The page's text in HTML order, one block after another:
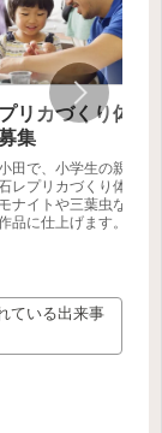
リカづくり体験
集
田で、小学生の親子を
レプリカづくり体験会
ナイトや三葉虫などを
品に仕上げます。
ている出来事